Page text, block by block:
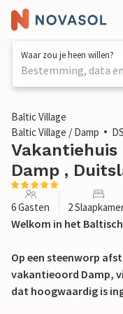
Waar zou je heen willen?
Bestemming, data
1 / 12
Baltic Village
Baltic Village / Damp
Damp ,
6 Gasten 2
Welkom in het
Op een steenworp
vakantieoord Damp,
dat hoogwaardig is